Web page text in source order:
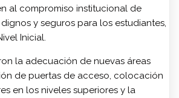
al compromiso institucional de
y seguros para los estudiantes,
Inicial.
la adecuación de nuevas áreas
de puertas de acceso, colocación
en los niveles superiores y la